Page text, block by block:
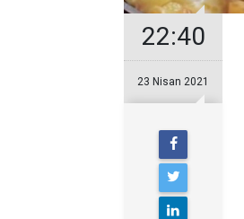
22:40
23 Nisan 2021